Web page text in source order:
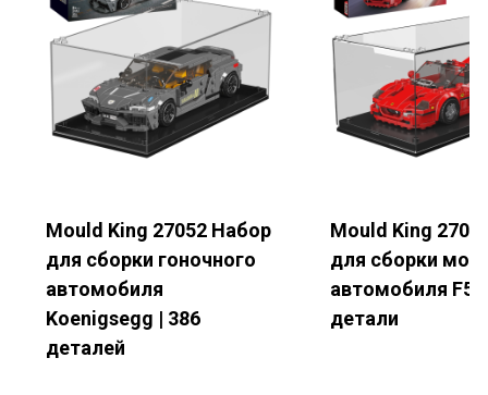
Электронная почта*
Номер телефона
Название компании
Страна
Mould King 27052 Набор
для сборки гоночного
автомобиля
Koenigsegg | 386
деталей
Mould King
для сборки
автомобиля F50
детали